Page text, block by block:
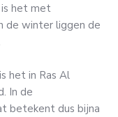
is het met
de winter liggen de
het in Ras Al
In de
betekent dus bijna